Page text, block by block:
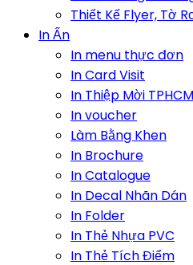
Thiết Kế Flyer, Tờ
In Ấn
In menu thực đơn
In Card Visit
In Thiệp Mời TPHCM
In voucher
Làm Bằng Khen
In Brochure
In Catalogue
In Decal Nhãn Dán
In Folder
In Thẻ Nhựa PVC
In Thẻ Tích Điểm